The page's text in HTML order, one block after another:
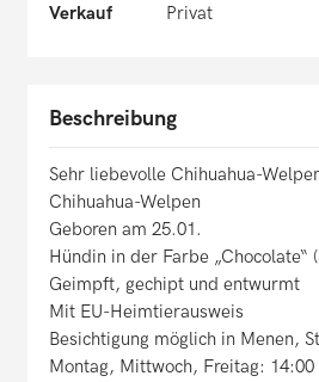
Verkauf
Privat
Beschreibung
Sehr liebevolle Chihuahua-
Chihuahua-Welpen
Geboren am 25.01.
Hündin in der Farbe „Chocolate“
Geimpft, gechipt und entwurmt
Mit EU-Heimtierausweis
Besichtigung möglich in Menen,
Montag, Mittwoch, Freitag: 14:00